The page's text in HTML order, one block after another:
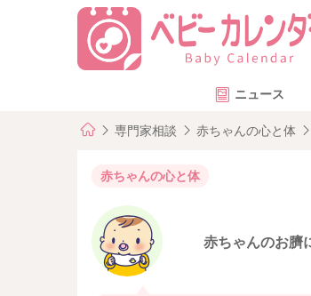
ニュース
専門家相談 赤ちゃんの心と体
赤ちゃんの心と体
赤ちゃんのお臍